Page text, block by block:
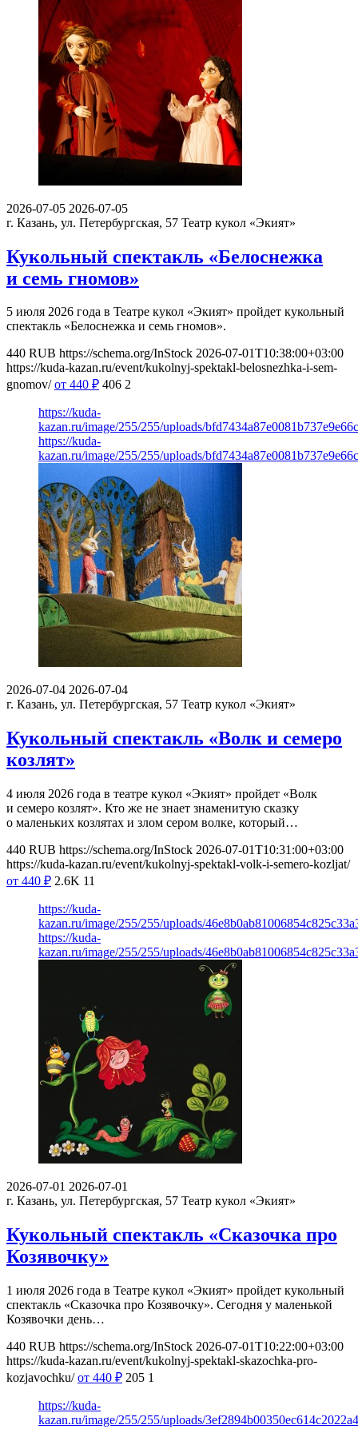
2026-07-05 2026-07-05
г. Казань, ул. Петербургская, 57 Театр кукол «Экият»
Кукольный спектакль «Белоснежка
и семь гномов»
5 июля 2026 года в Театре кукол «Экият» пройдет кукольный
спектакль «Белоснежка и семь гномов».
440 RUB https://schema.org/InStock 2026-07-01T10:38:00+03:00
https://kuda-kazan.ru/event/kukolnyj-spektakl-belosnezhka-i-sem-
gnomov/ от 440 ₽ 406 2
https://kuda-
kazan.ru/image/255/255/uploads/
https://kuda-
kazan.ru/image/255/255/uploads/
2026-07-04 2026-07-04
г. Казань, ул. Петербургская, 57 Театр кукол «Экият»
Кукольный спектакль «Волк и семеро
козлят»
4 июля 2026 года в театре кукол «Экият» пройдет «Волк
и семеро козлят». Кто же не знает знаменитую сказку
о маленьких козлятах и злом сером волке, который…
440 RUB https://schema.org/InStock 2026-07-01T10:31:00+03:00
https://kuda-kazan.ru/event/kukolnyj-spektakl-volk-i-semero-kozljat/
от 440 ₽ 2.6K 11
https://kuda-
kazan.ru/image/255/255/uploads/
https://kuda-
kazan.ru/image/255/255/uploads/
2026-07-01 2026-07-01
г. Казань, ул. Петербургская, 57 Театр кукол «Экият»
Кукольный спектакль «Сказочка про
Козявочку»
1 июля 2026 года в Театре кукол «Экият» пройдет кукольный
спектакль «Сказочка про Козявочку». Сегодня у маленькой
Козявочки день…
440 RUB https://schema.org/InStock 2026-07-01T10:22:00+03:00
https://kuda-kazan.ru/event/kukolnyj-spektakl-skazochka-pro-
kozjavochku/ от 440 ₽ 205 1
https://kuda-
kazan.ru/image/255/255/uploads/